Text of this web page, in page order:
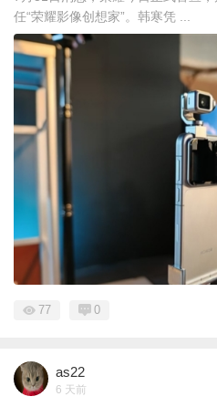
任“荣耀影像创想家”。韩寒凭 ...
77 0
as22
6 天前